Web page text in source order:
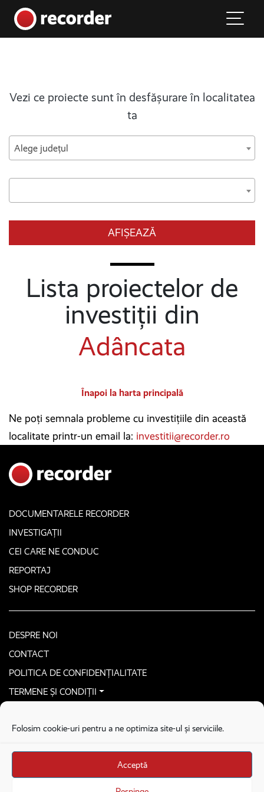
Folosim cookie-uri pentru a ne optimiza site-ul și serviciile.
Acceptă
Main Navigation
Vezi ce proiecte sunt în desfășurare în localitatea
ta
Alege județul
AFIȘEAZĂ
Lista proiectelor de
investiții din
Adâncata
Înapoi la harta principală
Ne poți semnala probleme cu investițiile din această
localitate printr-un email la: investitii@recorder.ro
DOCUMENTARELE RECORDER
INVESTIGAȚII
CEI CARE NE CONDUC
REPORTAJ
SHOP RECORDER
DESPRE NOI
CONTACT
POLITICA DE CONFIDENȚIALITATE
TERMENE ȘI CONDIȚII
Stega creative
Brandul Recorder e operat de Asociația Recorder Community, sub licența SC